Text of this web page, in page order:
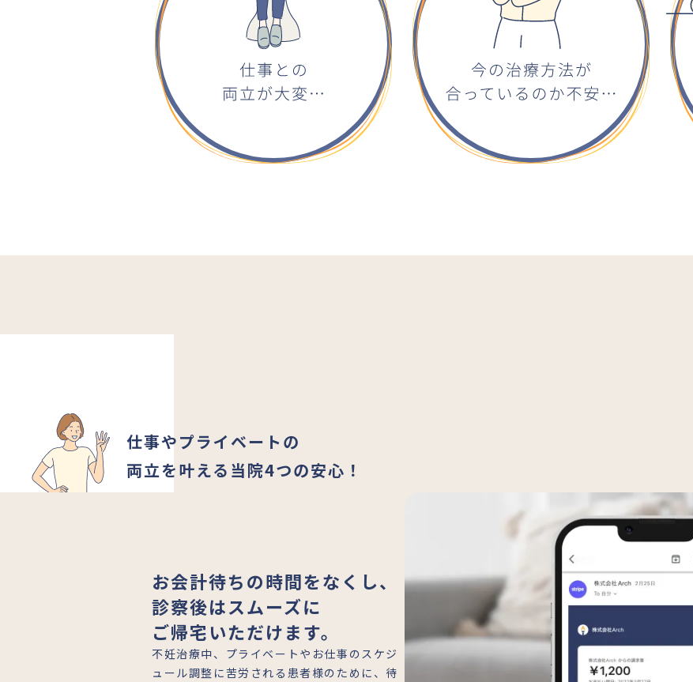
仕事やプライベートの
両立を叶える当院4つの安心！
お会計待ちの時間をなくし、
診察後はスムーズに
ご帰宅いただけます。
不妊治療中、プライベートやお仕事のスケジ
ュール調整に苦労される患者様のために、待